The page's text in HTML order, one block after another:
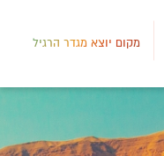
מקום יוצא מגדר הרגיל